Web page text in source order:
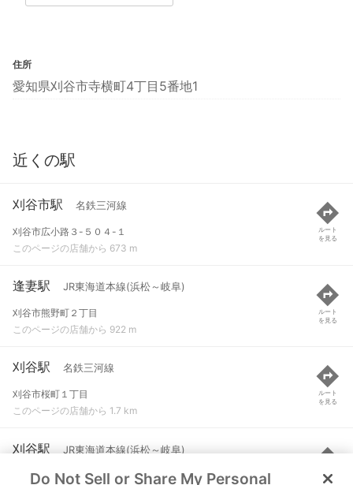
住所
愛知県刈谷市寺横町4丁目5番地1
近くの駅
刈谷市駅 名鉄三河線
刈谷市広小路３-５０４-１
このページの店舗から 673 m
ルート
を見る
逢妻駅 JR東海道本線(浜松～岐阜)
刈谷市熊野町２丁目
このページの店舗から 922 m
ルート
を見る
刈谷駅 名鉄三河線
刈谷市桜町１丁目
このページの店舗から 1.7 km
ルート
を見る
刈谷駅 JR東海道本線(浜松～岐阜)
刈谷市桜町１丁目
ルート
を見る
Do Not Sell or Share My Personal